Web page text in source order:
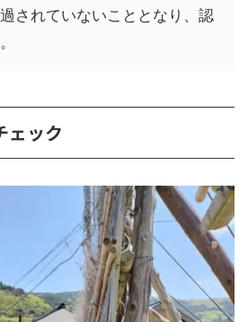
されていないこととなり、認
ェック